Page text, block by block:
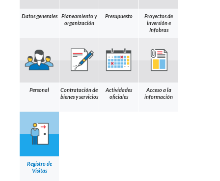
Datos generales
Planeamiento y
organización
Presupuesto
Proyectos de
inversión e
Infobras
Personal
Contratación de
bienes y servicios
Actividades
oficiales
Acceso a la
información
Registro de
Visitas